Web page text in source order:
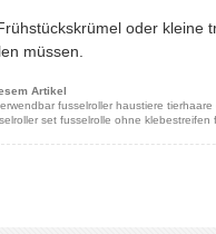
oder kleine
müssen.
Artikel
fusselroller haustiere
set fusselrolle ohne